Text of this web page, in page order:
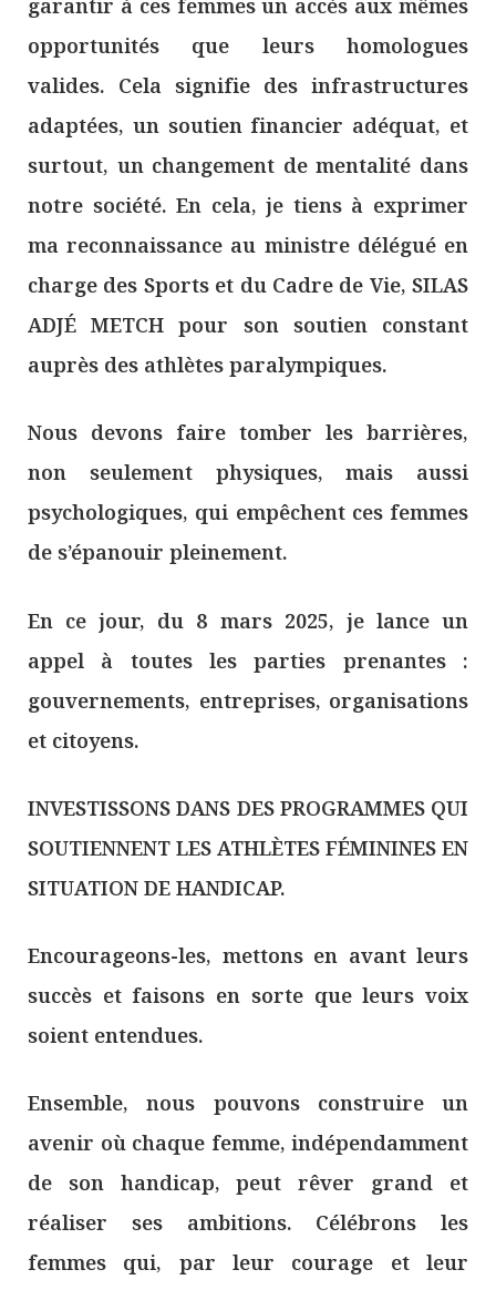
garantir à ces femmes un accès aux mêmes
opportunités que leurs homologues
valides. Cela signifie des infrastructures
adaptées, un soutien financier adéquat, et
surtout, un changement de mentalité dans
notre société. En cela, je tiens à exprimer
ma reconnaissance au ministre délégué en
charge des Sports et du Cadre de Vie, SILAS
ADJÉ METCH pour son soutien constant
auprès des athlètes paralympiques.
Nous devons faire tomber les barrières,
non seulement physiques, mais aussi
psychologiques, qui empêchent ces femmes
de s’épanouir pleinement.
En ce jour, du 8 mars 2025, je lance un
appel à toutes les parties prenantes :
gouvernements, entreprises, organisations
et citoyens.
INVESTISSONS DANS DES PROGRAMMES QUI
SOUTIENNENT LES ATHLÈTES FÉMININES EN
SITUATION DE HANDICAP.
Encourageons-les, mettons en avant leurs
succès et faisons en sorte que leurs voix
soient entendues.
Ensemble, nous pouvons construire un
avenir où chaque femme, indépendamment
de son handicap, peut rêver grand et
réaliser ses ambitions. Célébrons les
femmes qui, par leur courage et leur